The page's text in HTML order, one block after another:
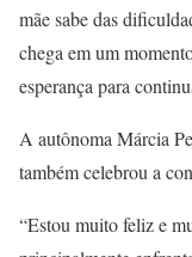
mãe sabe das
chega em um
esperança para
A autônoma Márcia
também celebrou a
“Estou muito feliz e